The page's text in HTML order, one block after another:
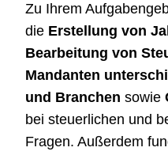
Zu Ihrem
die Erstellung von
Bearbeitung von
Mandanten
und Branchen sowie
bei steuerlichen und
Fragen. Außerdem